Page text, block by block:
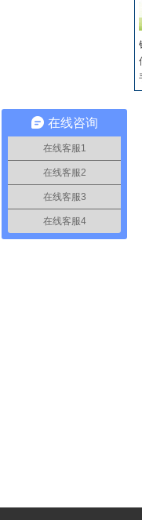
在线咨询
在线客服1
在线客服2
在线客服3
在线客服4